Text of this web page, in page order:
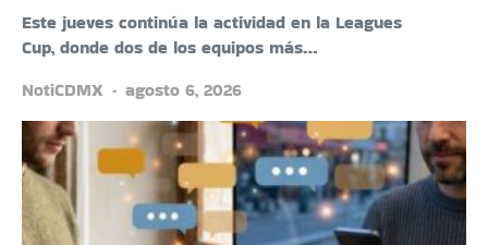
Este jueves continúa la actividad en la Leagues
Cup, donde dos de los equipos más…
NotiCDMX
agosto 6, 2026